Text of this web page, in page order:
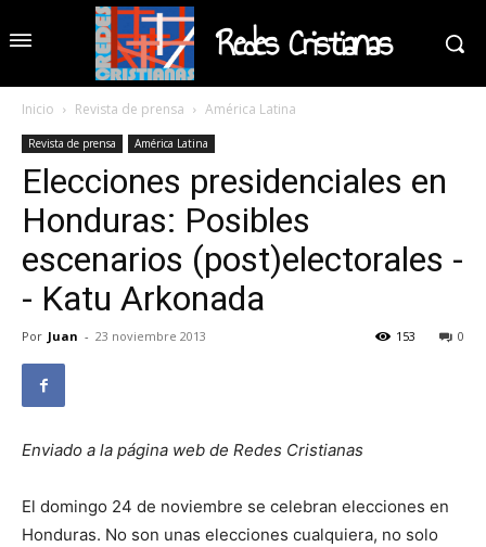
Redes Cristianas
Inicio Revista de prensa América Latina
Revista de prensa América Latina
Elecciones presidenciales en
Honduras: Posibles
escenarios (post)electorales -
- Katu Arkonada
Por Juan - 23 noviembre 2013 0
153
Enviado a la página web de Redes Cristianas
El domingo 24 de noviembre se celebran elecciones en
Honduras. No son unas elecciones cualquiera, no solo